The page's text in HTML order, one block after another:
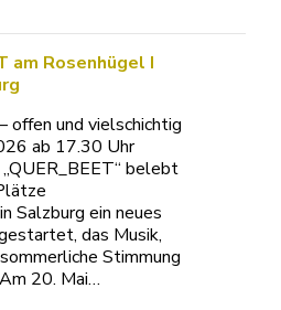
am Rosenhügel I
offen und vielschichtig
ab 17.30 Uhr
belebt
Salzburg ein neues
das Musik,
Stimmung
20. Mai…